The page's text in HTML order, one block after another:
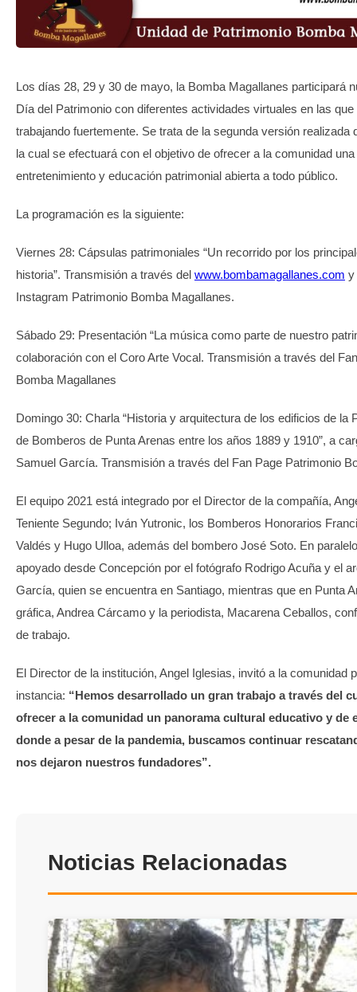
Los días 28, 29 y 30 de mayo, la Bomba Magallanes participará
Día del Patrimonio con diferentes actividades virtuales en las
trabajando fuertemente. Se trata de la segunda versión realizada
la cual se efectuará con el objetivo de ofrecer a la comunidad
entretenimiento y educación patrimonial abierta a todo público.
La programación es la siguiente:
Viernes 28: Cápsulas patrimoniales “Un recorrido por los
historia”. Transmisión a través del www.bombamagallanes.com y
Instagram Patrimonio Bomba Magallanes.
Sábado 29: Presentación “La música como parte de nuestro
colaboración con el Coro Arte Vocal. Transmisión a través del
Bomba Magallanes
Domingo 30: Charla “Historia y arquitectura de los edificios de la
de Bomberos de Punta Arenas entre los años 1889 y 1910”, a
Samuel García. Transmisión a través del Fan Page Patrimonio
El equipo 2021 está integrado por el Director de la compañía,
Teniente Segundo; Iván Yutronic, los Bomberos Honorarios
Valdés y Hugo Ulloa, además del bombero José Soto. En
apoyado desde Concepción por el fotógrafo Rodrigo Acuña y el
García, quien se encuentra en Santiago, mientras que en Punta
gráfica, Andrea Cárcamo y la periodista, Macarena Ceballos,
de trabajo.
El Director de la institución, Angel Iglesias, invitó a la comunidad
instancia: “Hemos desarrollado un gran trabajo a través del
ofrecer a la comunidad un panorama cultural educativo y de
donde a pesar de la pandemia, buscamos continuar
nos dejaron nuestros fundadores”.
Noticias Relacionadas